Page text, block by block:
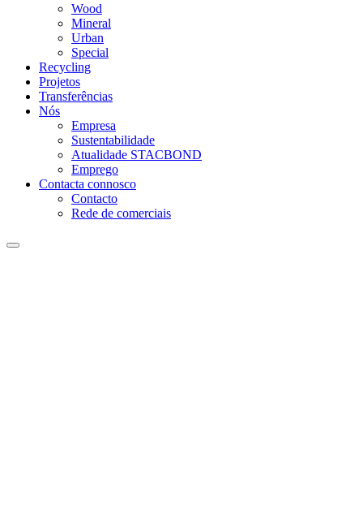
Wood
Mineral
Urban
Special
Recycling
Projetos
Transferências
Nós
Empresa
Sustentabilidade
Atualidade STACBOND
Emprego
Contacta connosco
Contacto
Rede de comerciais